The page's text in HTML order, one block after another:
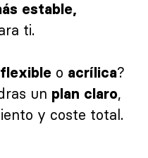
estable,
ti.
o acrílica?
un plan claro,
y coste total.